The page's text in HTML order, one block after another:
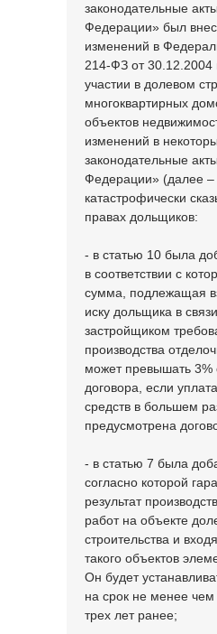
законодательные
Федерации» был
изменений в
214-ФЗ от 30.12.2004
участии в долевом
многоквартирных
объектов
изменений в
законодательные
Федерации» (далее
катастрофически
правах дольщиков:
- в статью 10 была
в соответствии с
сумма, подлежащая
иску дольщика в
застройщиком
производства
может превышать 3%
договора, если
средств в большем
предусмотрена
- в статью 7 была
согласно которой
результат
работ на объекте
строительства и
такого объектов
Он будет
на срок не менее чем
трех лет ранее;